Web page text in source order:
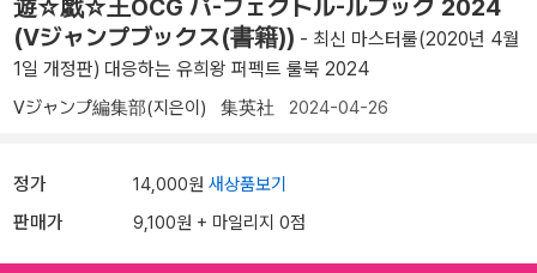
遊☆戱☆王OCG パ-フェクトル-ルブック 2024
(Vジャンプブックス(書籍)) - 최신 마스터룰(2020년 4월
1일 개정판) 대응하는 유희왕 퍼펙트 룰북 2024
Vジャンプ編集部(지은이) 集英社 2024-04-26
정가 14,000원 새상품보기
판매가 9,100원 + 마일리지 0점